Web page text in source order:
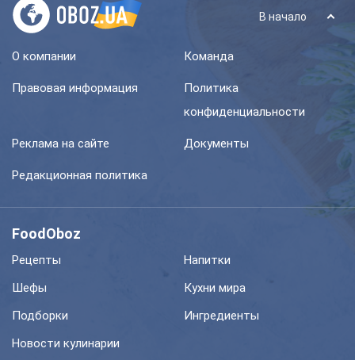
В начало
О компании Команда
Правовая информация
Политика
конфиденциальности
Реклама на сайте Документы
Редакционная политика
FoodOboz
Рецепты
Напитки
Шефы
Кухни мира
Подборки
Ингредиенты
Новости кулинарии